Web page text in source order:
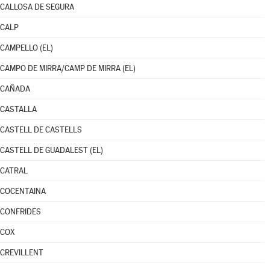
CALLOSA DE SEGURA
CALP
CAMPELLO (EL)
CAMPO DE MIRRA/CAMP DE MIRRA (EL)
CAÑADA
CASTALLA
CASTELL DE CASTELLS
CASTELL DE GUADALEST (EL)
CATRAL
COCENTAINA
CONFRIDES
COX
CREVILLENT